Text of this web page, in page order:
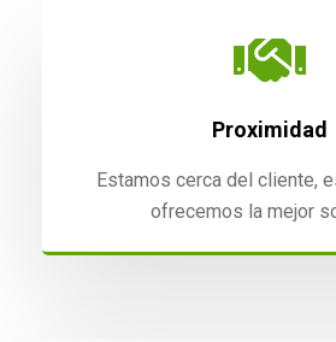
Proximidad
Estamos cerca del cliente,
ofrecemos la mejor